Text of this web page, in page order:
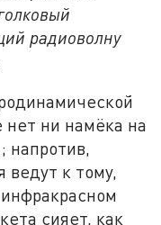
радиоволну
нет ни намёка на
напротив,
к тому,
сияет, как